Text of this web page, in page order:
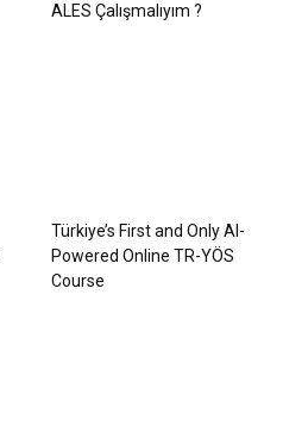
ALES Çalışmalıyım ?
Türkiye’s First and Only AI-
Powered Online TR-YÖS
Course